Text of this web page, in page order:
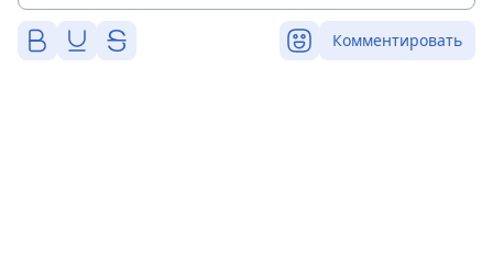
Комментировать